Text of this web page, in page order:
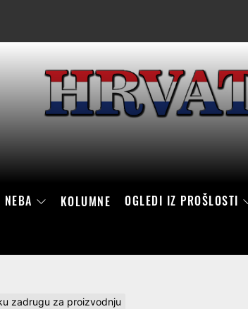
KOLUMNE OGLEDI IZ PROŠLOSTI
zadrugu za proizvodnju